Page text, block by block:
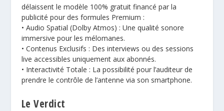
délaissent le modèle 100% gratuit financé par la
publicité pour des formules Premium :
• Audio Spatial (Dolby Atmos) : Une qualité sonore
immersive pour les mélomanes.
• Contenus Exclusifs : Des interviews ou des sessions
live accessibles uniquement aux abonnés.
• Interactivité Totale : La possibilité pour l’auditeur de
prendre le contrôle de l’antenne via son smartphone.
Le Verdict